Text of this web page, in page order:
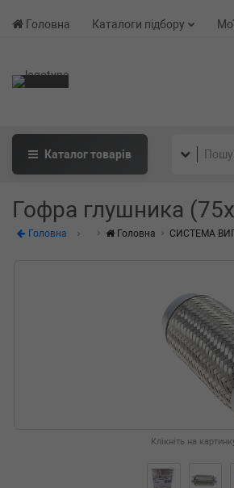
Головна Каталоги підбору
Каталогтоварів
Гофра глушника
Головна Головна СИСТЕМА
Клікніть на